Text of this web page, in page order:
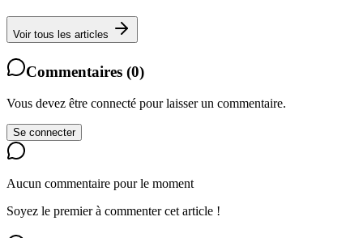
Voir tous les articles
Commentaires (0)
Vous devez être connecté pour laisser un commentaire.
Se connecter
Aucun commentaire pour le moment
Soyez le premier à commenter cet article !